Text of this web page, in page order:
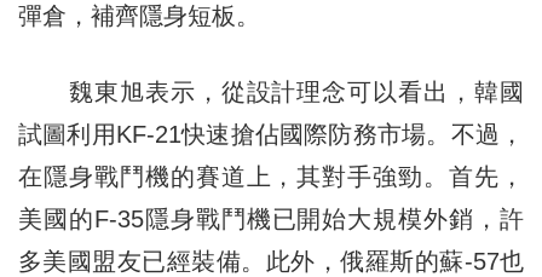
彈倉，補齊隱身短板。
魏東旭表示，從設計理念可以看出，韓國
試圖利用KF-21快速搶佔國際防務市場。不過，
在隱身戰鬥機的賽道上，其對手強勁。首先，
美國的F-35隱身戰鬥機已開始大規模外銷，許
多美國盟友已經裝備。此外，俄羅斯的蘇-57也